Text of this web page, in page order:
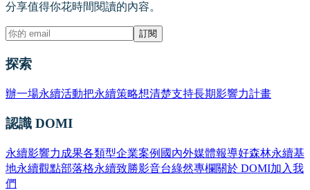
分享值得你花時間閱讀的內容。
訂閱
探索
辦一場永續活動把永續策略想清楚支持長期影響力計畫
認識 DOMI
永續影響力成果各類型企業案例 國內外媒體報導好森林永續基
地永續觀點部落格永續致勝影音台綠然專欄關於 DOMI加入我
們